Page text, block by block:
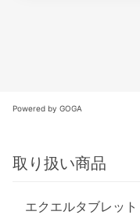
Powered by GOGA
取り扱い商品
エクエルタブレット